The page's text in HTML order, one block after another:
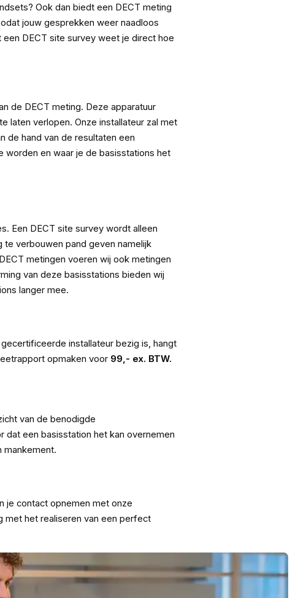
Ook dan biedt een DECT meting
jouw gesprekken weer naadloos
DECT site survey weet je direct hoe
de DECT meting. Deze apparatuur
laten verlopen. Onze installateur zal met
de hand van de resultaten een
worden en waar je de basisstations het
Een DECT site survey wordt alleen
verbouwen pand geven namelijk
metingen voeren wij ook metingen
van deze basisstations bieden wij
langer mee.
installateur bezig is, hangt
opmaken voor 99,- ex. BTW.
van de benodigde
dat een basisstation het kan overnemen
mankement.
je contact opnemen met onze
met het realiseren van een perfect